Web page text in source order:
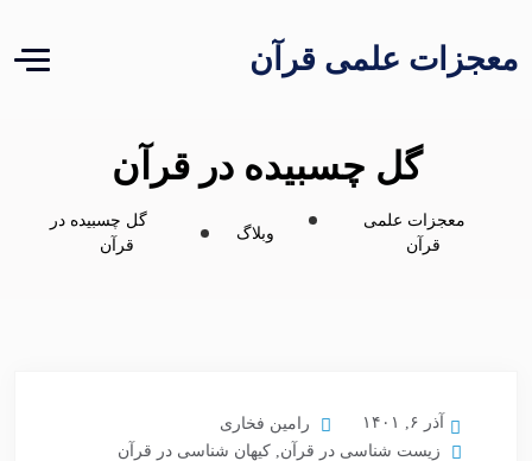
معجزات علمی قرآن
گل چسبیده در قرآن
معجزات علمی
قرآن
وبلاگ
گل چسبیده در
قرآن
آذر ۶, ۱۴۰۱
رامین فخاری
زیست شناسی در قرآن, کیهان شناسی در قرآن